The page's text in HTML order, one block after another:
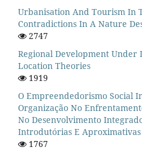
Urbanisation And Tourism In
Contradictions In A Nature
2747
Regional Development Under
Location Theories
1919
O Empreendedorismo Social
Organização No
No Desenvolvimento
Introdutórias E Aproximativas
1767